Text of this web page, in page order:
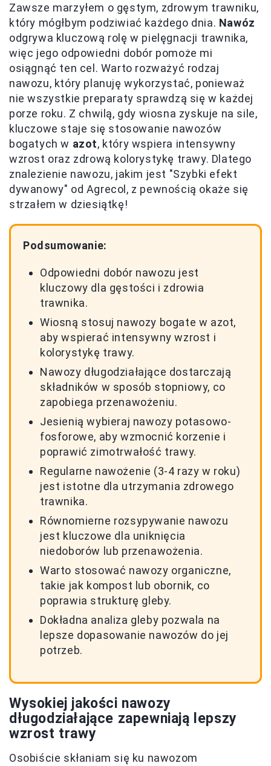
Zawsze marzyłem o gęstym, zdrowym trawniku,
który mógłbym podziwiać każdego dnia. Nawóz
odgrywa kluczową rolę w pielęgnacji trawnika,
więc jego odpowiedni dobór pomoże mi
osiągnąć ten cel. Warto rozważyć rodzaj
nawozu, który planuję wykorzystać, ponieważ
nie wszystkie preparaty sprawdzą się w każdej
porze roku. Z chwilą, gdy wiosna zyskuje na sile,
kluczowe staje się stosowanie nawozów
bogatych w azot, który wspiera intensywny
wzrost oraz zdrową kolorystykę trawy. Dlatego
znalezienie nawozu, jakim jest "Szybki efekt
dywanowy" od Agrecol, z pewnością okaże się
strzałem w dziesiątkę!
Podsumowanie:
Odpowiedni dobór nawozu jest
kluczowy dla gęstości i zdrowia
trawnika.
Wiosną stosuj nawozy bogate w azot,
aby wspierać intensywny wzrost i
kolorystykę trawy.
Nawozy długodziałające dostarczają
składników w sposób stopniowy, co
zapobiega przenawożeniu.
Jesienią wybieraj nawozy potasowo-
fosforowe, aby wzmocnić korzenie i
poprawić zimotrwałość trawy.
Regularne nawożenie (3-4 razy w roku)
jest istotne dla utrzymania zdrowego
trawnika.
Równomierne rozsypywanie nawozu
jest kluczowe dla uniknięcia
niedoborów lub przenawożenia.
Warto stosować nawozy organiczne,
takie jak kompost lub obornik, co
poprawia strukturę gleby.
Dokładna analiza gleby pozwala na
lepsze dopasowanie nawozów do jej
potrzeb.
Wysokiej jakości nawozy
długodziałające zapewniają lepszy
wzrost trawy
Osobiście skłaniam się ku nawozom